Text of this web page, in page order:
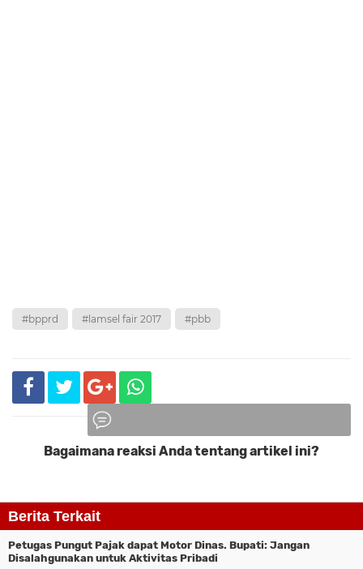
#bpprd #lamsel fair 2017 #pbb
Komentar
Bagaimana reaksi Anda tentang artikel ini?
Berita Terkait
Petugas Pungut Pajak dapat Motor Dinas. Bupati: Jangan
Disalahgunakan untuk Aktivitas Pribadi